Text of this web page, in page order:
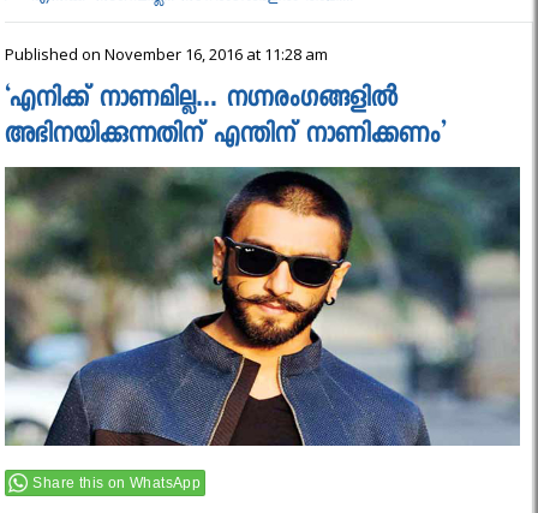
Published on November 16, 2016 at 11:28 am
‘എനിക്ക് നാണമില്ല… നഗ്നരംഗങ്ങളില്‍
അഭിനയിക്കുന്നതിന് എന്തിന് നാണിക്കണം’
Share this on WhatsApp